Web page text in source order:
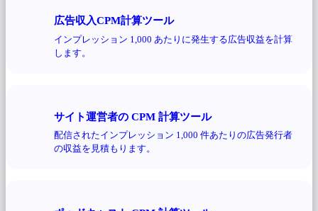
広告収入CPM計算ツール
インプレッション 1,000 あたりに発生する広告収益を計算
します。
サイト運営者の CPM 計算ツール
配信されたインプレッション 1,000 件あたりの広告発行者
の収益を見積もります。